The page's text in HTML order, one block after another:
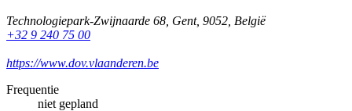
Technologiepark-Zwijnaarde 68 Gent, 9052 België
+32 9 240 75 00
https://www.dov.vlaanderen.be
Frequentie
niet gepland